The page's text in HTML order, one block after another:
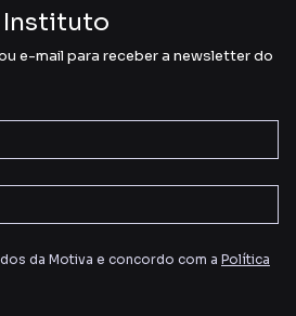
Instituto
e-mail para receber a newsletter do
da Motiva e concordo com a Política